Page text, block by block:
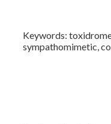
Keywords:
sympathomimetic,